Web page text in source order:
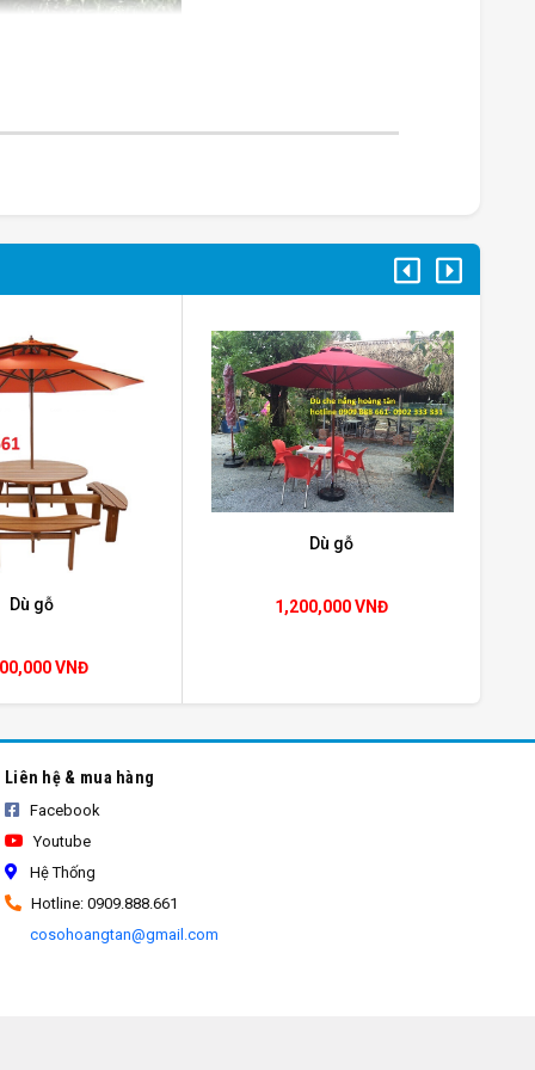
Dù gỗ
VNĐ
Dù gỗ
1,200,000 VNĐ
Liên hệ & mua hàng
Facebook
Youtube
Hệ Thống
Hotline: 0909.888.661
cosohoangtan@gmail.com